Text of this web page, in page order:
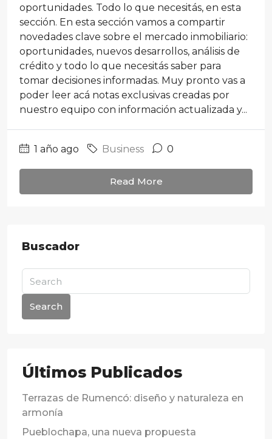
oportunidades. Todo lo que necesitás, en esta
sección. En esta sección vamos a compartir
novedades clave sobre el mercado inmobiliario:
oportunidades, nuevos desarrollos, análisis de
crédito y todo lo que necesitás saber para
tomar decisiones informadas. Muy pronto vas a
poder leer acá notas exclusivas creadas por
nuestro equipo con información actualizada y...
1 año ago Business 0
Read More
Buscador
Search
Últimos Publicados
Terrazas de Rumencó: diseño y naturaleza en
armonía
Pueblochapa, una nueva propuesta